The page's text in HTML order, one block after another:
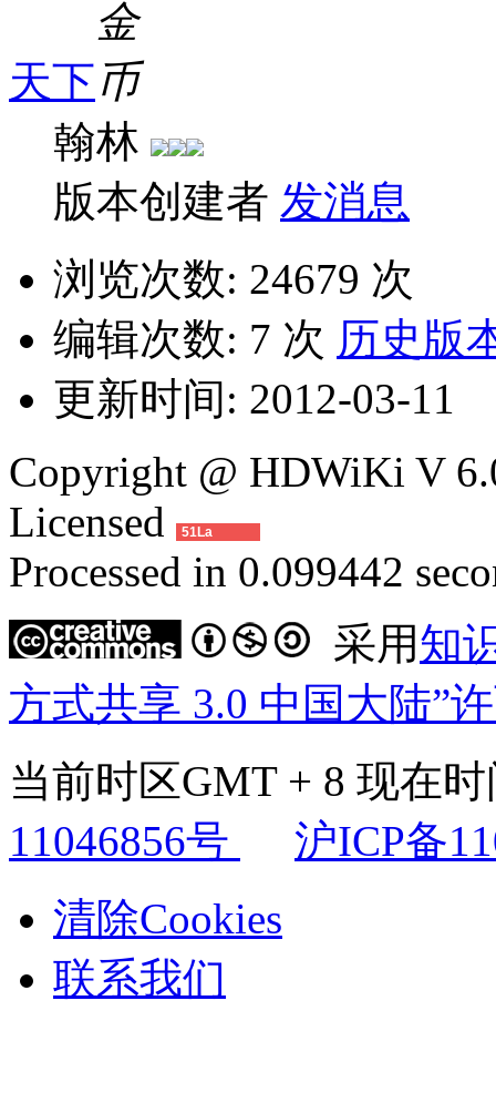
天下
翰林
版本创建者 发消息
浏览次数: 24679 次
编辑次数: 7 次 历史版
更新时间: 2012-03-11
Copyright @ HDWiKi V
Licensed
51La
Processed in 0.099442
采用知
方式共享 3.0 中国大陆”
当前时区GMT + 8 现在
11046856号
沪ICP备
清除Cookies
联系我们